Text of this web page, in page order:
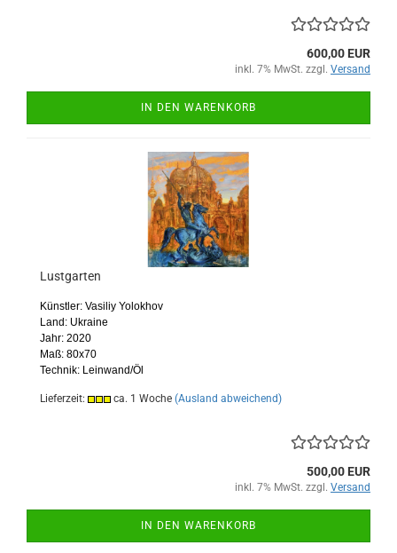
600,00 EUR
inkl. 7% MwSt. zzgl. Versand
IN DEN WARENKORB
Lustgarten
Künstler: Vasiliy Yolokhov
Land: Ukraine
Jahr: 2020
Maß: 80x70
Technik: Leinwand/Öl
Lieferzeit: ca. 1 Woche (Ausland abweichend)
500,00 EUR
inkl. 7% MwSt. zzgl. Versand
IN DEN WARENKORB